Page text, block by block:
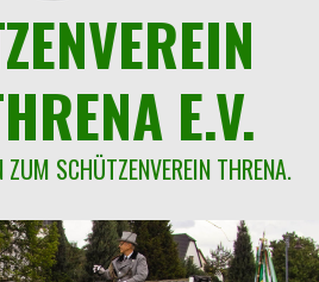
E.V.
SCHÜTZENVEREIN THRENA.